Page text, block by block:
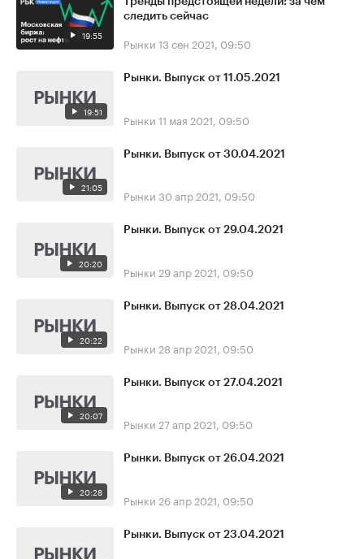
19:55
следить сейчас
Рынки 13 сен 2021, 09:50
19:51
Рынки. Выпуск от 11.05.2021
Рынки 11 мая 2021, 09:50
21:05
Рынки. Выпуск от 30.04.2021
Рынки 30 апр 2021, 09:50
20:20
Рынки. Выпуск от 29.04.2021
Рынки 29 апр 2021, 09:50
20:22
Рынки. Выпуск от 28.04.2021
Рынки 28 апр 2021, 09:50
20:07
Рынки. Выпуск от 27.04.2021
Рынки 27 апр 2021, 09:50
20:28
Рынки. Выпуск от 26.04.2021
Рынки 26 апр 2021, 09:50
Рынки. Выпуск от 23.04.2021